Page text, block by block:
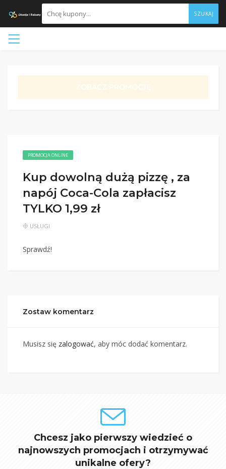
SZUKAJ
ZOBACZ PROMOCJĘ
PROMOCJA ONLINE
Kup dowolną dużą pizzę , za
napój Coca-Cola zapłacisz
TYLKO 1,99 zł
USŁUGI
Sprawdź!
Zostaw komentarz
Musisz się zalogować, aby móc dodać komentarz.
Chcesz jako pierwszy wiedzieć o
najnowszych promocjach i otrzymywać
unikalne ofery?